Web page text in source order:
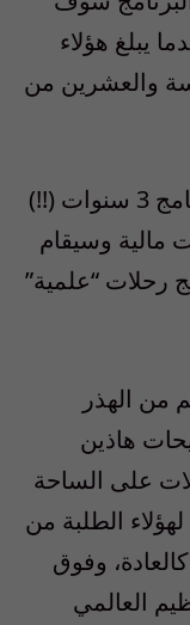
يبلغ هؤلاء
والعشرين من
وأكد السيد القراوي بأن مدة البرنامج 3 سنوات (!!)
مالية وسيقام
رحلات “علمية”
الهذر
هاذين
على الساحة
الطلبة من
وفوق
العالمي